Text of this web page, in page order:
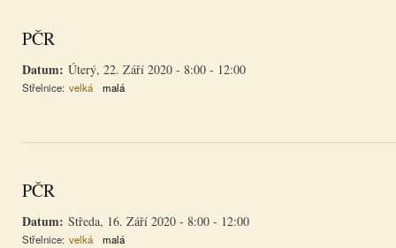
PČR
Datum: Úterý, 22. Září 2020 - 8:00 - 12:00
Střelnice: velká malá
PČR
Datum: Středa, 16. Září 2020 - 8:00 - 12:00
Střelnice: velká malá